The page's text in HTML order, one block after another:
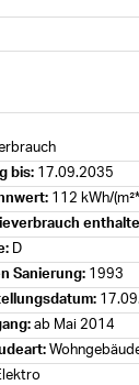
bis: 17.09.2035
112 kWh/
D
Sanierung: 1993
ab Mai 2014